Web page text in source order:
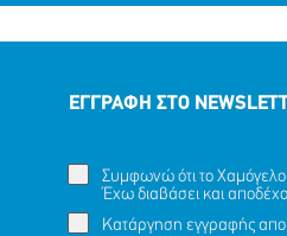
TOY ΜΑΜΝΤΟΥΧ (ΟΝ.)
(ΕΠ.), 15 ΕΤΩΝ
Ένα
ΕΓΓΡΑΦΗ ΣΤΟ
Συμφωνώ ότι το Χαμόγελο
Έχω διαβάσει και
Κατάργηση εγγραφής